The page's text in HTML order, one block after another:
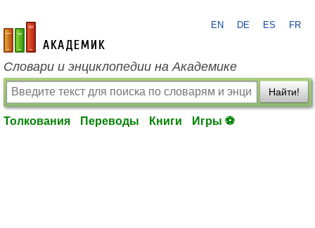
academic.ru
EN DE ES FR
Словари и энциклопедии на Академике
Найти!
Толкования Переводы Книги Игры ⚽